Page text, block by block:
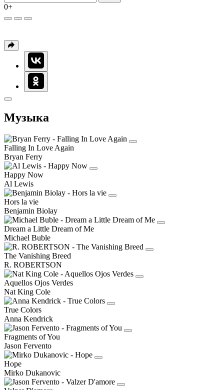
0+
Музыка
Falling In Love Again
Bryan Ferry
Happy Now
Al Lewis
Hors la vie
Benjamin Biolay
Dream a Little Dream of Me
Michael Buble
The Vanishing Breed
R. ROBERTSON
Aquellos Ojos Verdes
Nat King Cole
True Colors
Anna Kendrick
Fragments of You
Jason Fervento
Hope
Mirko Dukanovic